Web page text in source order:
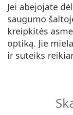
Jei abejojate
saugumo
kreipkitės
optiką. Jie
ir suteiks